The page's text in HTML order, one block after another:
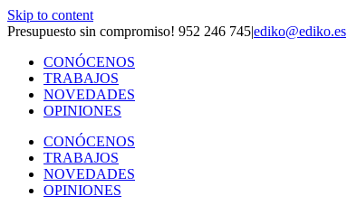
Skip to content
Presupuesto sin compromiso! 952 246 745|ediko@ediko.es
CONÓCENOS
TRABAJOS
NOVEDADES
OPINIONES
CONÓCENOS
TRABAJOS
NOVEDADES
OPINIONES